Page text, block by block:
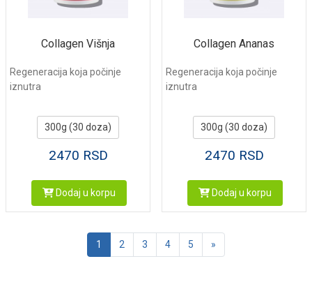
Collagen Višnja
Regeneracija koja počinje
iznutra
300g (30 doza)
2470 RSD
Dodaj u korpu
Collagen Ananas
Regeneracija koja počinje
iznutra
300g (30 doza)
2470 RSD
Dodaj u korpu
1 2 3 4 5 »